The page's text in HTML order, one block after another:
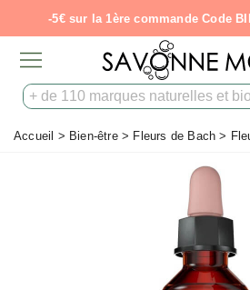
-5€ sur la 1ère commande Code
Accueil > Bien-être > Fleurs de Bach >